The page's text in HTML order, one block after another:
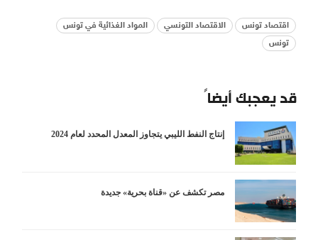
اقتصاد تونس الاقتصاد التونسي
المواد الغذائية في تونس
تونس
قد يعجبك أيضاً
إنتاج النفط الليبي يتجاوز المعدل المحدد لعام 2024
مصر تكشف عن «قناة بحرية» جديدة